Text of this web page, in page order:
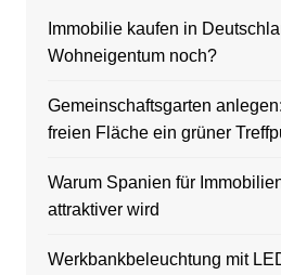
Immobilie kaufen in
Wohneigentum noch?
Gemeinschaftsgarten
freien Fläche ein grüner
Warum Spanien für
attraktiver wird
Werkbankbeleuchtung mit